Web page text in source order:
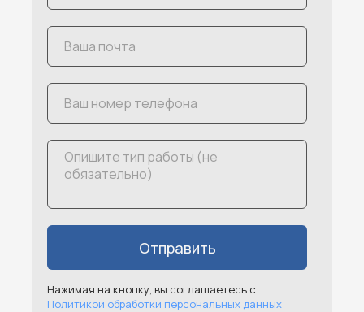
Отправить
Нажимая на кнопку, вы соглашаетесь с
Политикой обработки персональных данных